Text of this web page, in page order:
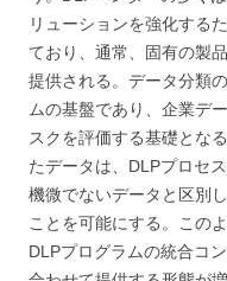
リューションを強化する
ており、通常、固有の製
提供される。データ分類
ムの基盤であり、企業デ
スクを評価する基礎とな
たデータは、DLPプロセ
機微でないデータと区別
ことを可能にする。この
DLPプログラムの統合コ